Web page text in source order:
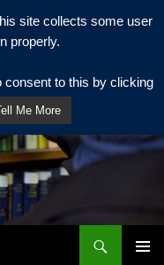
site collects some user
properly.
consent to this by clicking
Me More